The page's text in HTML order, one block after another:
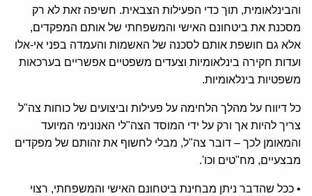
והבינלאומית, תוך כדי הפעילות הצבאית. חשיפה זאת לא רק
מסכנת את ביטחונם האישי והמשפחתי של אותם המפקדים,
אלא גם חושפת אותם לסכנה של האשמות והעמדה בפני אי-אלו
ועדות חקירה בינלאומיות וצעדים משפטיים אפשריים בערכאות
משפטיות בינלאומיות.
כל דיווח על מהלך הלחימה על פעילות וביצועים של כוחות צה"ל
צריך להיות אך ורק על ידי המוסד הצה"לי האנונימי המיועד
והמאומן לכך – דובר צה"ל, מבלי לחשוף את זהותם של מפקדים
מבצעיים, מח"טים וכו'.
• ככל שהדבר ניתן מבחינת ביטחונם האישי והמשפחתי, רצוי